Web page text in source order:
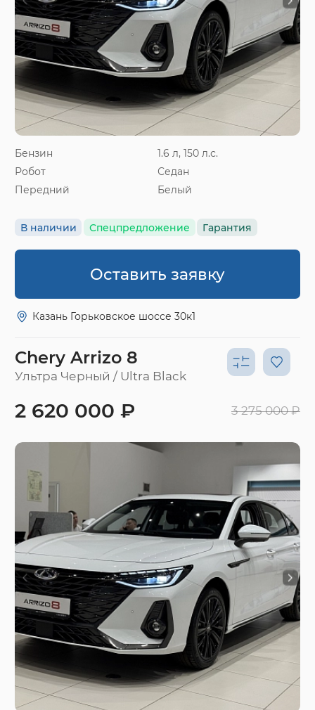
Бензин
1.6 л, 150 л.с.
Робот
Седан
Передний
Белый
В наличии Спецпредложение Гарантия
Оставить заявку
Казань Горьковское шоссе 30к1
Chery Arrizo 8
Ультра Черный / Ultra Black
2 620 000 ₽ 3 275 000 ₽